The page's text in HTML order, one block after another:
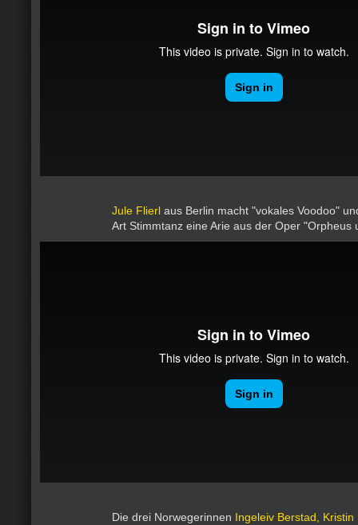
Jule Flierl aus Berlin macht "vokales Voodoo"
Art Stimmtanz eine Arie aus der Oper "Orpheus
Die drei Norwegerinnen Ingeleiv Berstad,